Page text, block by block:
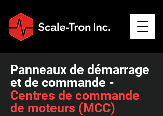
Panneaux de démarrage
et de commande -
Centres de commande
de moteurs (MCC)